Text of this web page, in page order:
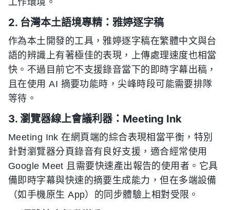
2. 台灣本土語境專精：雅婷逐字稿
作為本土開發的工具，雅婷逐字稿在繁體中文與台
語的辨識上有著極佳的表現，上傳處理速度也相當
快。不過目前它不支援錄音當下的即時字幕出稿，
且在使用 AI 摘要功能時，尖峰時段可能需要排隊
等待。
3. 瀏覽器線上會議利器：Meeting Ink
Meeting Ink 在網頁端的綜合表現相當平衡，特別
針對瀏覽器分頁錄音有良好支援，適合經常使用
Google Meet 且需要快速產出報告的使用者。它具
備即時字幕與快速的摘要生成能力，但在多端設備
（如手機原生 App）的同步體驗上相對受限。